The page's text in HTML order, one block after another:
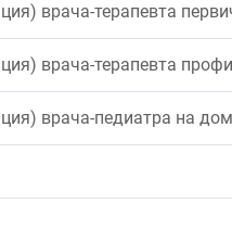
врача-терапевта
врача-терапевта
врача-педиатра на